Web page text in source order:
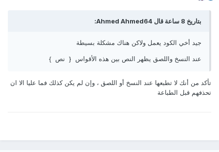
بتاريخ 8 ساعة قال Ahmed Ahmed64:
جيد أخي الكود يعمل ولاكن هناك مشكلة بسيطة
عند النسخ واللصق يظهر النص بين هذه الأقواس { نص }
تأكد من أنك لا تطبعها عند النسخ أو اللصق ، وإن لم يكن كذلك فما عليا الا ان
تحذفهم قبل الطباعة